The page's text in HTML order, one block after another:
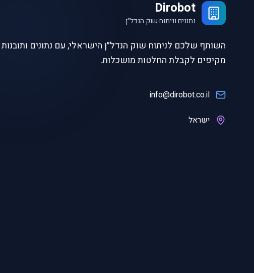
Dirobot
נתונים וניתוח שוק הנדל״ן
השותף שלכם לניתוח שוק הנדל״ן הישראלי, עם נתונים ותובנות
מקיפים לקבלת החלטות מושכלות.
info@dirobot.co.il
ישראל